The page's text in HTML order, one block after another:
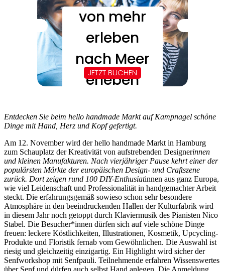
Entdecken Sie beim hello handmade Markt auf Kampnagel schöne
Dinge mit Hand, Herz und Kopf gefertigt.
Am 12. November wird der hello handmade Markt in Hamburg
zum Schauplatz der Kreativität von aufstrebenden Designerinnen
und kleinen Manufakturen. Nach vierjähriger Pause kehrt einer der
populärsten Märkte der europäischen Design- und Craftszene
zurück. Dort zeigen rund 100 DIY-Enthusiatinnen aus ganz Europa,
wie viel Leidenschaft und Professionalität in handgemachter Arbeit
steckt. Die erfahrungsgemäß sowieso schon sehr besondere
Atmosphäre in den beeindruckenden Hallen der Kulturfabrik wird
in diesem Jahr noch getoppt durch Klaviermusik des Pianisten Nico
Stabel. Die Besucher*innen dürfen sich auf viele schöne Dinge
freuen: leckere Köstlichkeiten, Illustrationen, Kosmetik, Upcycling-
Produkte und Floristik fernab vom Gewöhnlichen. Die Auswahl ist
riesig und gleichzeitig einzigartig. Ein Highlight wird sicher der
Senfworkshop mit Senfpauli. Teilnehmende erfahren Wissenswertes
über Senf und dürfen auch selbst Hand anlegen. Die Anmeldung